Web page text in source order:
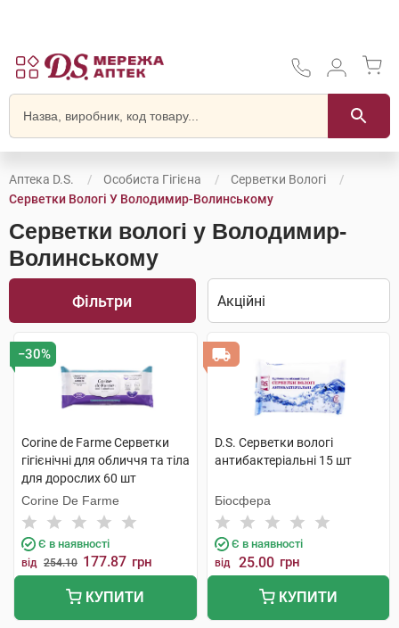
Аптека D.S. Особиста Гігієна
Серветки Вологі
Серветки Вологі У Володимир-Волинському
Серветки вологі у Володимир-
Волинському
Фільтри
−30%
Corine de Farme Серветки
гігієнічні для обличчя та тіла
для дорослих 60 шт
Corine De Farme
Є в наявності
від 254.10 177.87 грн
КУПИТИ
D.S. Серветки вологі
антибактеріальні 15 шт
Біосфера
Є в наявності
від 25.00 грн
КУПИТИ